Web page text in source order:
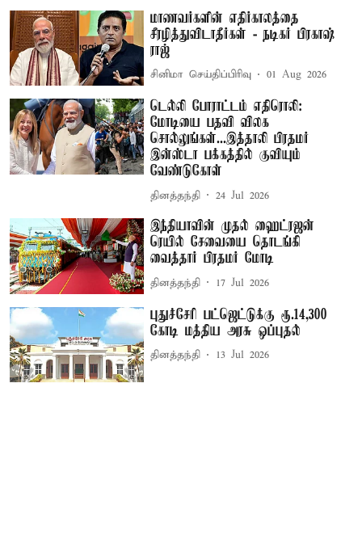
மாணவர்களின் எதிர்காலத்தை
சீரழித்துவிடாதீர்கள் - நடிகர் பிரகாஷ்
ராஜ்
சினிமா செய்திப்பிரிவு 01 Aug 2026
டெல்லி போராட்டம் எதிரொலி:
மோடியை பதவி விலக
சொல்லுங்கள்...இத்தாலி பிரதமர்
இன்ஸ்டா பக்கத்தில் குவியும்
வேண்டுகோள்
தினத்தந்தி 24 Jul 2026
இந்தியாவின் முதல் ஹைட்ரஜன்
ரெயில் சேவையை தொடங்கி
வைத்தார் பிரதமர் மோடி
தினத்தந்தி 17 Jul 2026
புதுச்சேரி பட்ஜெட்டுக்கு ரூ.14,300
கோடி மத்திய அரசு ஒப்புதல்
தினத்தந்தி 13 Jul 2026